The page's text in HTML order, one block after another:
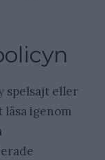
spelsajt eller
igenom